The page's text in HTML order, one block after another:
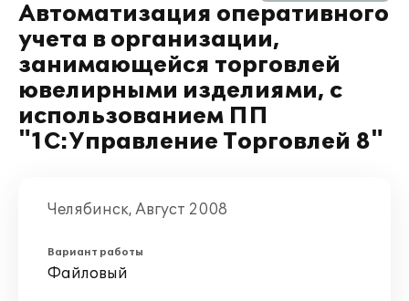
Автоматизация оперативного
учета в организации,
занимающейся торговлей
ювелирными изделиями, с
использованием ПП
"1С:Управление Торговлей 8"
Челябинск, Август 2008
Вариант работы
Файловый